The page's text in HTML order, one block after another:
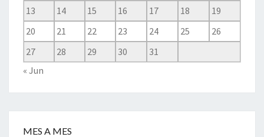
13
14 15 16 17 18
19
20
21 22 23 24 25
26
27
28 29 30
31
« Jun
MES A MES